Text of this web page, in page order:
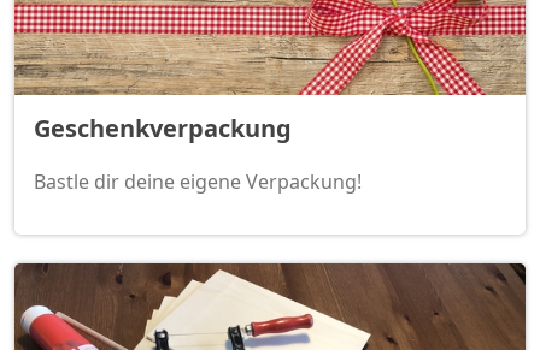
Geschenkverpackung
Bastle dir deine eigene Verpackung!